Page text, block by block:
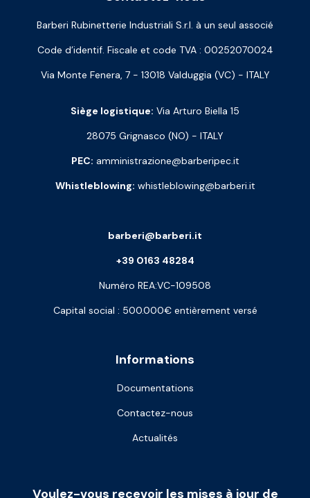
Barberi Rubinetterie Industriali S.r.l. à un seul associé
Code d’identif. Fiscale et code TVA : 00252070024
Via Monte Fenera, 7 - 13018 Valduggia (VC) - ITALY
Siège logistique: Via Arturo Biella 15
28075 Grignasco (NO) - ITALY
PEC: amministrazione@barberipec.it
Whistleblowing: whistleblowing@barberi.it
Informations
Documentations
Contactez-nous
Actualités
barberi@barberi.it
+39 0163 48284
Numéro REA:VC-109508
Capital social : 500.000€ entièrement versé
Voulez-vous recevoir les mises à jour de